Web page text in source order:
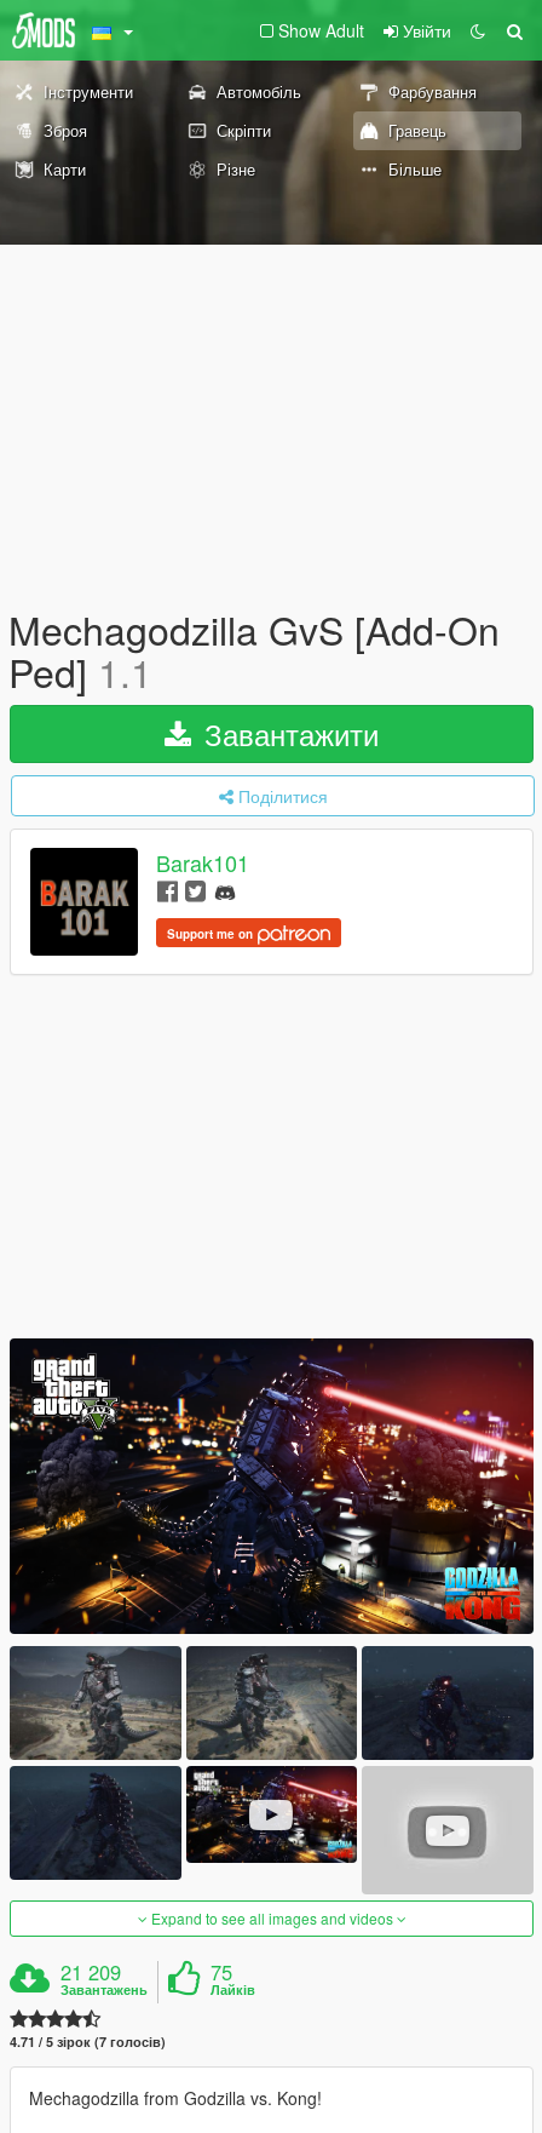
Show Adult Увійти
Інструменти Автомобіль
Фарбування
Зброя
Скріпти
Гравець
Карти
Різне Більше
Mechagodzilla GvS [Add-On
Ped] 1.1
Завантажити
Поділитися
Barak101
Support me on
Expand to see all images and videos
21 209
Завантажень
75
Лайків
4.71 / 5 зірок (7 голосів)
Mechagodzilla from Godzilla vs. Kong!